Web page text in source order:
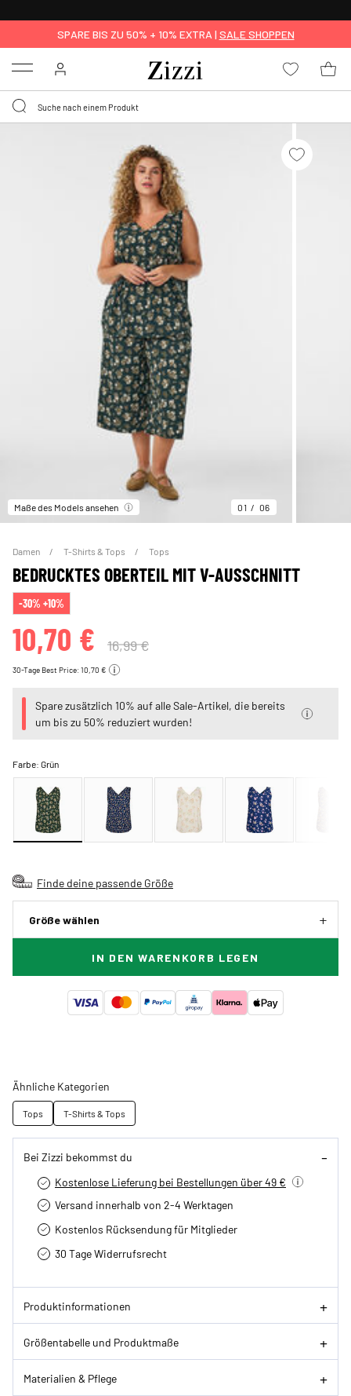
SPARE BIS ZU 50% + 10% EXTRA | SALE SHOPPEN
Menu
Maße des Models ansehen 01 06
Damen T-Shirts & Tops Tops
BEDRUCKTES OBERTEIL MIT V-AUSSCHNITT
-30% +10%
10,70 € 16,99 €
30-Tage Best Price: 10,70 €
Spare zusätzlich 10% auf alle Sale-Artikel, die bereits
um bis zu 50% reduziert wurden!
Farbe:Grün
Finde deine passende Größe
Größe wählen
IN DEN WARENKORB LEGEN
Ähnliche Kategorien
Tops T-Shirts & Tops
Bei Zizzi bekommst du
Kostenlose Lieferung bei Bestellungen über 49 €
Versand innerhalb von 2-4 Werktagen
Kostenlos Rücksendung für Mitglieder
30 Tage Widerrufsrecht
Produktinformationen
Größentabelle und Produktmaße
Materialien & Pflege